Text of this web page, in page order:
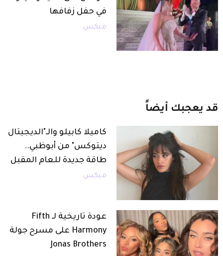
في حفل زفافها
ميكس
قد يعجبك أيضاً
كاميلا كابيلو والـ"الديجيتال
ديتوكس" من أبوظبي..
طاقة جديدة للعام المقبل
ميكس
عودة تاريخية لـ Fifth
Harmony على مسرح جولة
Jonas Brothers